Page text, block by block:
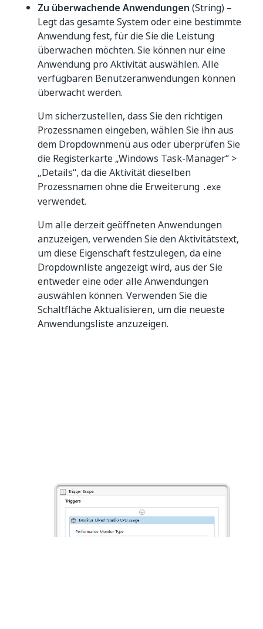
Zu überwachende Anwendungen (String) –
Legt das gesamte System oder eine bestimmte
Anwendung fest, für die Sie die Leistung
überwachen möchten. Sie können nur eine
Anwendung pro Aktivität auswählen. Alle
verfügbaren Benutzeranwendungen können
überwacht werden.
Um sicherzustellen, dass Sie den richtigen
Prozessnamen eingeben, wählen Sie ihn aus
dem Dropdownmenü aus oder überprüfen Sie
die Registerkarte „Windows Task-Manager“ >
„Details“, da die Aktivität dieselben
Prozessnamen ohne die Erweiterung .exe
verwendet.
Um alle derzeit geöffneten Anwendungen
anzuzeigen, verwenden Sie den Aktivitätstext,
um diese Eigenschaft festzulegen, da eine
Dropdownliste angezeigt wird, aus der Sie
entweder eine oder alle Anwendungen
auswählen können. Verwenden Sie die
Schaltfläche Aktualisieren, um die neueste
Anwendungsliste anzuzeigen.